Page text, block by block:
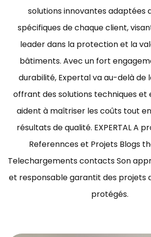
solutions innovantes adaptées
spécifiques de chaque client,
leader dans la protection et la
bâtiments. Avec un fort
durabilité, Expertal va au-delà de
offrant des solutions techniques et
aident à maîtriser les coûts tout
résultats de qualité. EXPERTAL A
Referennces et Projets Blogs
Telechargements contacts Son
et responsable garantit des projets
protégés.